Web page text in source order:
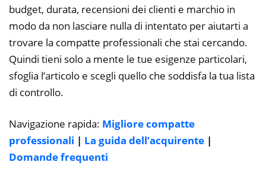
budget, durata, recensioni dei clienti e marchio in
modo da non lasciare nulla di intentato per aiutarti a
trovare la compatte professionali che stai cercando.
Quindi tieni solo a mente le tue esigenze particolari,
sfoglia l’articolo e scegli quello che soddisfa la tua lista
di controllo.
Navigazione rapida: Migliore compatte
professionali | La guida dell’acquirente |
Domande frequenti